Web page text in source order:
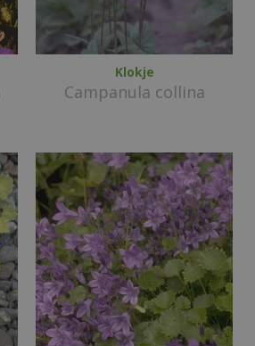
Klokje
Campanula collina